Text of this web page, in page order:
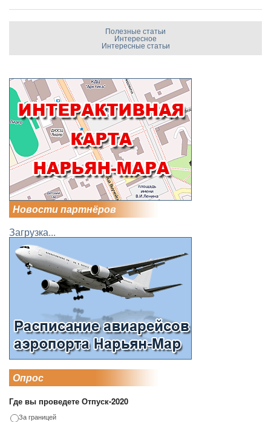
Полезные статьи
Интересное
Интересные статьи
Новости партнёров
Загрузка...
Опрос
Где вы проведете Отпуск-2020
За границей